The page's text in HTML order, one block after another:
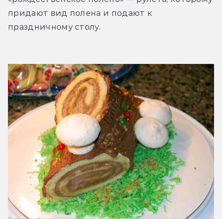
придают вид полена и подают к
праздничному столу.